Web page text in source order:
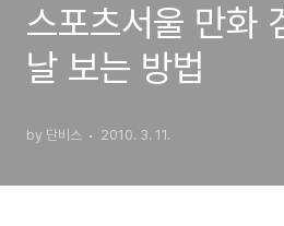
스포츠서울 만화
날 보는 방법
by 단비스 2010. 3. 11.